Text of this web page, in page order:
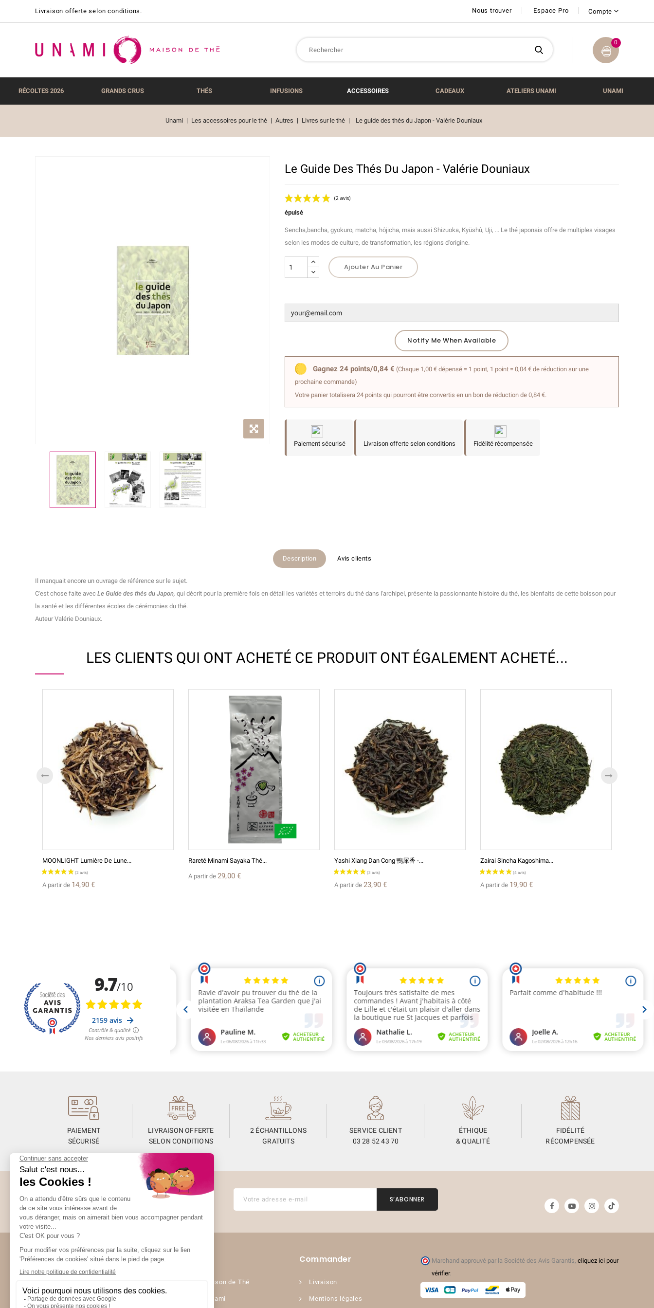
Livraison offerte selon conditions. Nous trouver Espace Pro Compte
0
RÉCOLTES 2026 GRANDS CRUS THÉS INFUSIONS ACCESSOIRES CADEAUX ATELIERS UNAMI UNAMI
Unami Les accessoires pour le thé Autres Livres sur le thé Le guide des thés du Japon - Valérie Douniaux
Le Guide Des Thés Du Japon - Valérie Douniaux
(2 avis)
épuisé
Sencha,bancha, gyokuro, matcha, hôjicha, mais aussi Shizuoka, Kyüshû, Uji, ... Le thé japonais offre de multiples visages
selon les modes de culture, de transformation, les régions d'origine.
Ajouter Au Panier
Notify Me When Available
Gagnez 24 points/0,84 € (Chaque 1,00 € dépensé = 1 point, 1 point = 0,04 € de réduction sur une
prochaine commande)
Votre panier totalisera 24 points qui pourront être convertis en un bon de réduction de 0,84 €.
Paiement sécurisé Livraison offerte selon conditions Fidélité récompensée
Description Avis clients
Il manquait encore un ouvrage de référence sur le sujet.
C'est chose faite avec Le Guide des thés du Japon, qui décrit pour la première fois en détail les variétés et terroirs du thé dans l'archipel, présente la passionnante histoire du thé, les bienfaits de cette boisson pour
la santé et les différentes écoles de cérémonies du thé.
Auteur Valérie Douniaux.
LES CLIENTS QUI ONT ACHETÉ CE PRODUIT ONT ÉGALEMENT ACHETÉ...
MOONLIGHT Lumière De Lune...
A partir de 14,90 €
Rareté Minami Sayaka Thé...
A partir de 29,00 €
Yashi Xiang Dan Cong 鴨屎香 -...
A partir de 23,90 €
Zairai Sincha Kagoshima...
A partir de 19,90 €
PAIEMENT
SÉCURISÉ
LIVRAISON OFFERTE
SELON CONDITIONS
2 ÉCHANTILLONS
GRATUITS
SERVICE CLIENT
03 28 52 43 70
ÉTHIQUE
& QUALITÉ
FIDÉLITÉ
RÉCOMPENSÉE
Abonnez-vous à la Newsletter
Restez informés de toute l’actualité Unami
UNAMI Maison de Thé
Ateliers Unami
Commander
Livraison
Mentions légales
Marchand approuvé par la Société des Avis Garantis, cliquez ici pour
vérifier.